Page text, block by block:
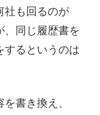
社も回るのが
、同じ履歴書を
するというのは
書き換え、